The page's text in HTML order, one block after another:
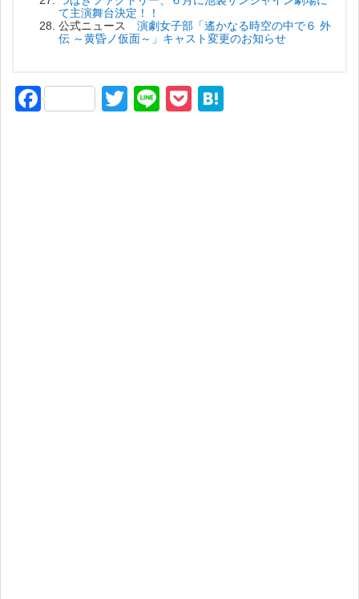
て主演舞台決定！！
公式ニュース演劇女子部「遙かなる時空の中で６ 外
伝 ～黄昏ノ仮面～」キャスト変更のお知らせ
F
T
Li
P